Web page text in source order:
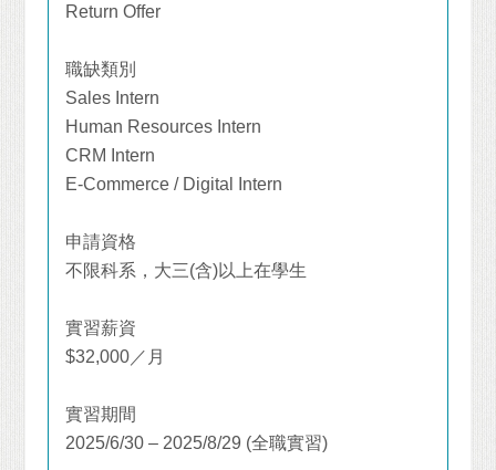
Return Offer
職缺類別
Sales Intern
Human Resources Intern
CRM Intern
E-Commerce / Digital Intern
申請資格
不限科系，大三(含)以上在學生
實習薪資
$32,000 ／月
實習期間
2025/6/30 – 2025/8/29 (全職實習)